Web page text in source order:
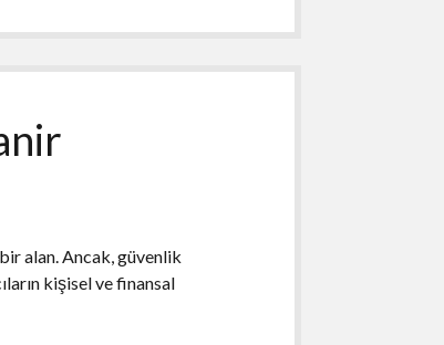
alan. Ancak, güvenlik
kişisel ve finansal